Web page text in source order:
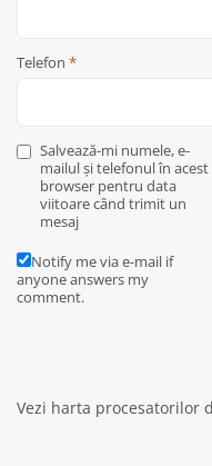
Telefon *
Salvează-mi numele, e-
mailul și telefonul în acest
browser pentru data
viitoare când trimit un
mesaj
Notify me via e-mail if
anyone answers my
comment.
Vezi harta procesatorilor